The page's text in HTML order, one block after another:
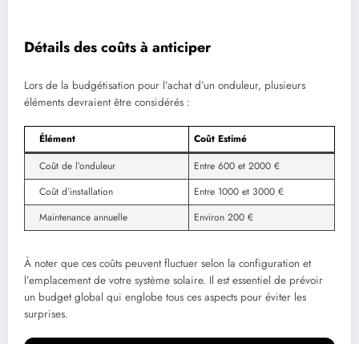
Détails des coûts à anticiper
Lors de la budgétisation pour l’achat d’un onduleur, plusieurs
éléments devraient être considérés :
Élément
Coût Estimé
Coût de l’onduleur
Entre 600 et 2000 €
Coût d’installation
Entre 1000 et 3000 €
Maintenance annuelle
Environ 200 €
À noter que ces coûts peuvent fluctuer selon la configuration et
l’emplacement de votre système solaire. Il est essentiel de prévoir
un budget global qui englobe tous ces aspects pour éviter les
surprises.